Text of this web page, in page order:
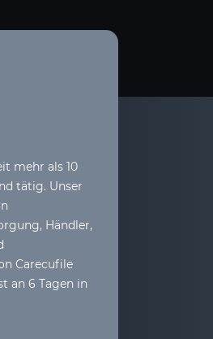
mehr als 10
tätig. Unser
Händler,
Carecufile
an 6 Tagen in